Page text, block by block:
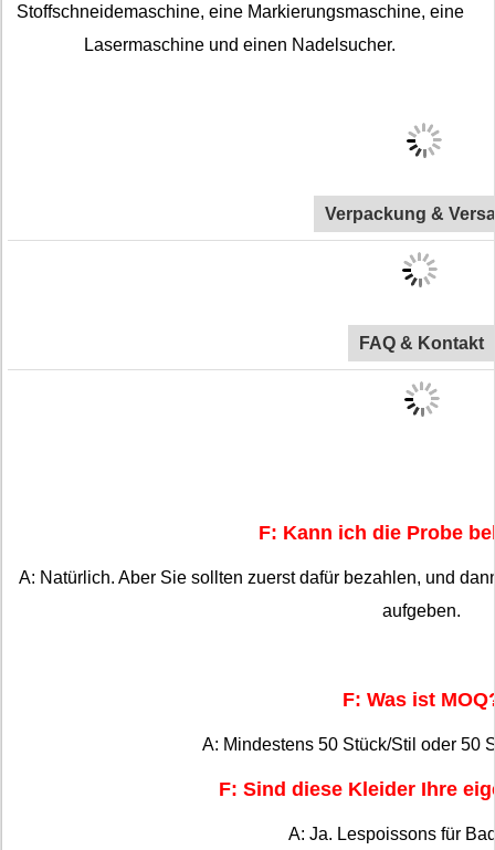
Stoffschneidemaschine, eine Markierungsmaschine, eine
Lasermaschine und einen Nadelsucher.
Verpackung &
FAQ & Kontakt
F: Kann ich die Probe
A: Natürlich. Aber Sie sollten zuerst dafür bezahlen, und
aufgeben.
F: Was ist
A: Mindestens 50 Stück/Stil oder 50
F: Sind diese Kleider Ihre
A: Ja. Lespoissons für